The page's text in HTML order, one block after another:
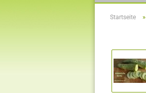
Startseite »